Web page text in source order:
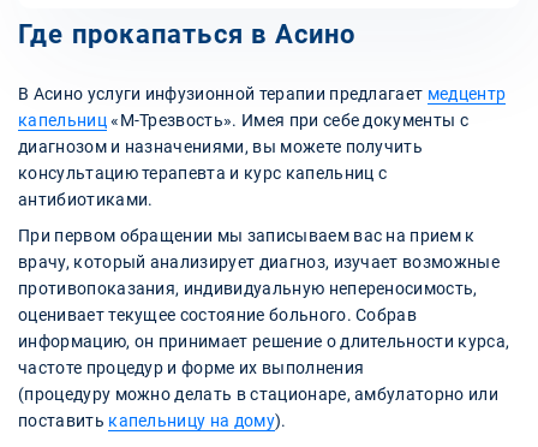
Где прокапаться в Асино
В Асино услуги инфузионной терапии предлагает медцентр
капельниц «М-Трезвость». Имея при себе документы с
диагнозом и назначениями, вы можете получить
консультацию терапевта и курс капельниц с
антибиотиками.
При первом обращении мы записываем вас на прием к
врачу, который анализирует диагноз, изучает возможные
противопоказания, индивидуальную непереносимость,
оценивает текущее состояние больного. Собрав
информацию, он принимает решение о длительности курса,
частоте процедур и форме их выполнения
(процедуру можно делать в стационаре, амбулаторно или
поставить капельницу на дому).